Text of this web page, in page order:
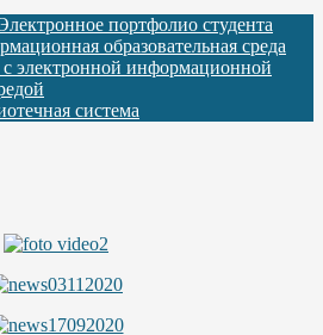
портфолио студента
образовательная среда
с электронной информационной
система